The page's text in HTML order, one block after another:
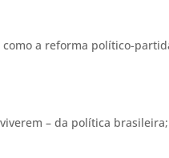
como a reforma político-
– da política